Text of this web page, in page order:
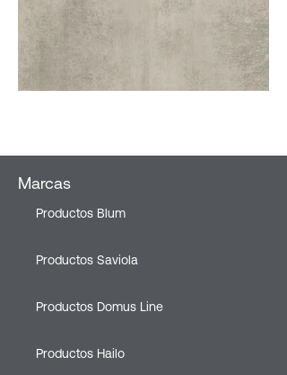
Marcas
Productos Blum
Productos Saviola
Productos Domus Line
Productos Hailo